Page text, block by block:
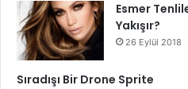
Esmer
Yakışır?
26 Eylül 2018
Sıradışı Bir Drone Sprite